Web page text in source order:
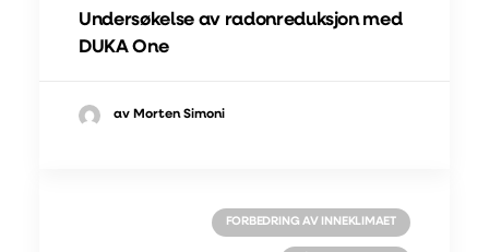
Undersøkelse av radonreduksjon med
DUKA One
av Morten Simoni
FORBEDRING AV INNEKLIMAET